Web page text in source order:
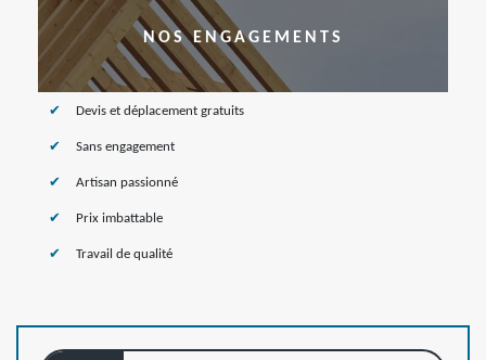
NOS ENGAGEMENTS
Devis et déplacement gratuits
Sans engagement
Artisan passionné
Prix imbattable
Travail de qualité